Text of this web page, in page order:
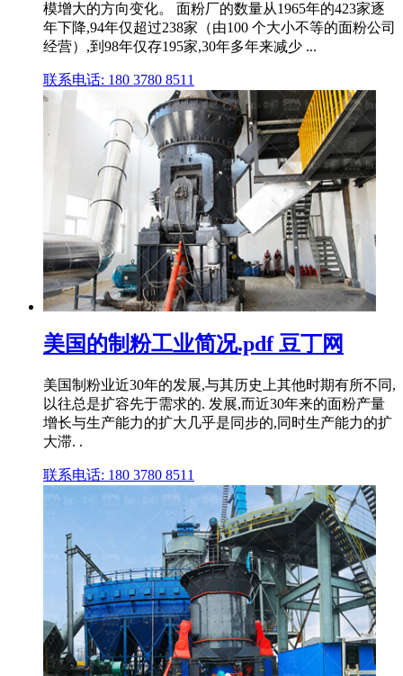
模增大的方向变化。 面粉厂的数量从1965年的423家逐
年下降,94年仅超过238家（由100 个大小不等的面粉公司
经营）,到98年仅存195家,30年多年来减少 ...
联系电话: 180 3780 8511
美国的制粉工业简况.pdf 豆丁网
美国制粉业近30年的发展,与其历史上其他时期有所不同,
以往总是扩容先于需求的. 发展,而近30年来的面粉产量
增长与生产能力的扩大几乎是同步的,同时生产能力的扩
大滞. .
联系电话: 180 3780 8511